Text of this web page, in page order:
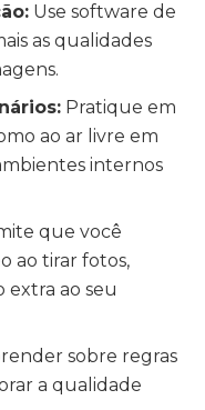
Use software de
as qualidades
Pratique em
ao ar livre em
internos
que você
ao tirar fotos,
extra ao seu
sobre regras
a qualidade